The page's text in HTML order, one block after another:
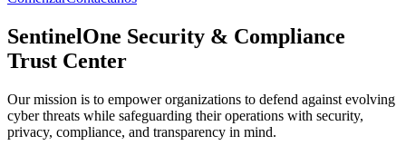
SentinelOne Security & Compliance
Trust Center
Our mission is to empower organizations to defend against evolving
cyber threats while safeguarding their operations with security,
privacy, compliance, and transparency in mind.